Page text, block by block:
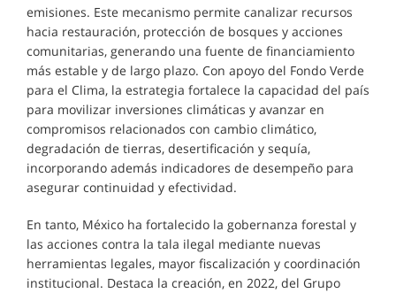
emisiones. Este mecanismo permite canalizar recursos
hacia restauración, protección de bosques y acciones
comunitarias, generando una fuente de financiamiento
más estable y de largo plazo. Con apoyo del Fondo Verde
para el Clima, la estrategia fortalece la capacidad del país
para movilizar inversiones climáticas y avanzar en
compromisos relacionados con cambio climático,
degradación de tierras, desertificación y sequía,
incorporando además indicadores de desempeño para
asegurar continuidad y efectividad.
En tanto, México ha fortalecido la gobernanza forestal y
las acciones contra la tala ilegal mediante nuevas
herramientas legales, mayor fiscalización y coordinación
institucional. Destaca la creación, en 2022, del Grupo